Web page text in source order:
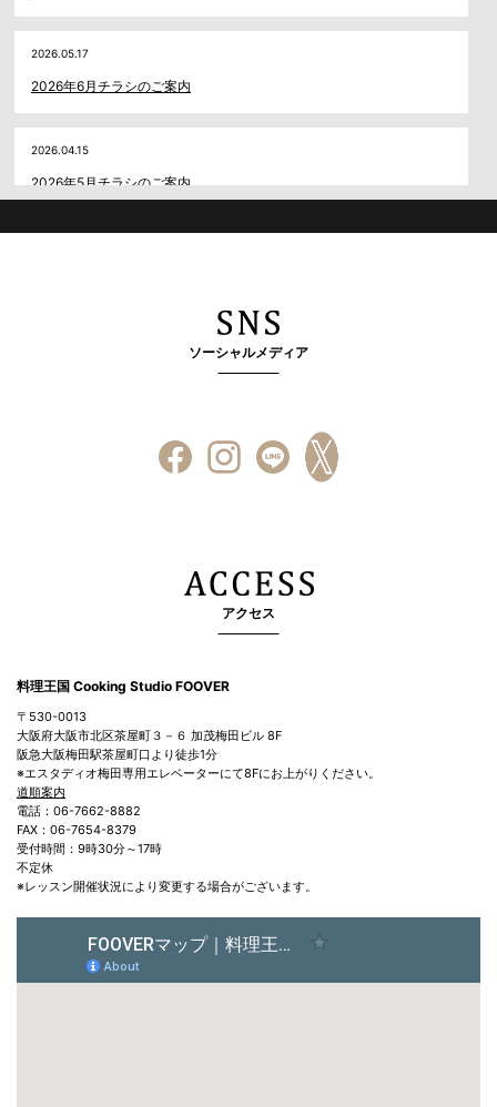
2026.05.17
2026年6月チラシのご案内
2026.04.15
2026年5月チラシのご案内
ソーシャルメディア
アクセス
料理王国 Cooking Studio FOOVER
〒530-0013
大阪府大阪市北区茶屋町３－６ 加茂梅田ビル 8F
阪急大阪梅田駅茶屋町口より徒歩1分
※エスタディオ梅田専用エレベーターにて8Fにお上がりください。
道順案内
電話：06-7662-8882
FAX：06-7654-8379
受付時間：9時30分～17時
不定休
※レッスン開催状況により変更する場合がございます。